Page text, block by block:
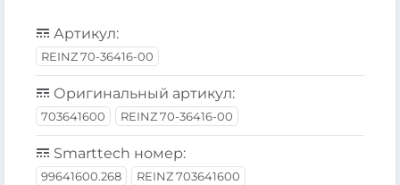
Артикул:
REINZ 70-36416-00
Оригинальный артикул:
703641600 REINZ 70-36416-00
Smarttech номер:
99641600.268 REINZ 703641600